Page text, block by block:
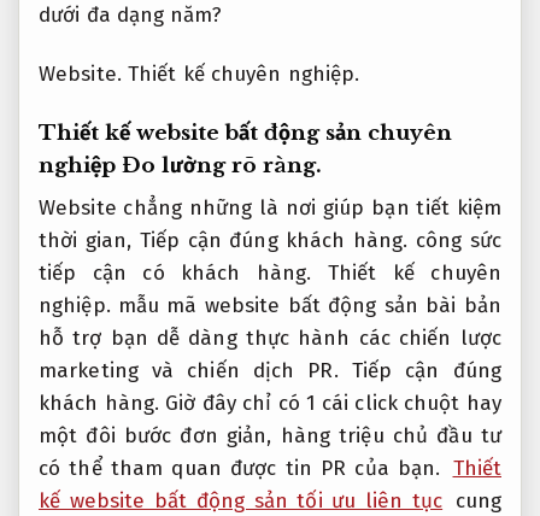
dưới đa dạng năm?
Website. Thiết kế chuyên nghiệp.
Thiết kế website bất động sản chuyên
nghiệp Đo lường rõ ràng.
Website chẳng những là nơi giúp bạn tiết kiệm
thời gian, Tiếp cận đúng khách hàng. công sức
tiếp cận có khách hàng. Thiết kế chuyên
nghiệp. mẫu mã website bất động sản bài bản
hỗ trợ bạn dễ dàng thực hành các chiến lược
marketing và chiến dịch PR. Tiếp cận đúng
khách hàng. Giờ đây chỉ có 1 cái click chuột hay
một đôi bước đơn giản, hàng triệu chủ đầu tư
có thể tham quan được tin PR của bạn. Thiết
kế website bất động sản tối ưu liên tục cung